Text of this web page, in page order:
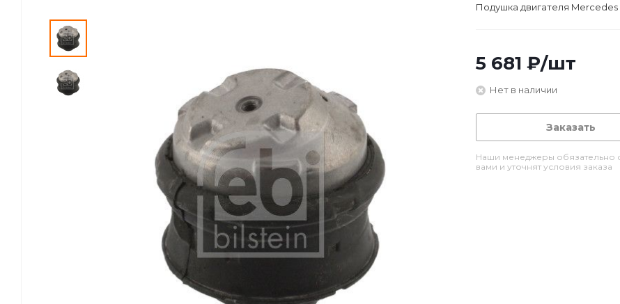
Подушкa двигателя Mercedes
5 681 ₽/шт
Нет в наличии
Заказать
Наши менеджеры обязательно
вами и уточнят условия заказа